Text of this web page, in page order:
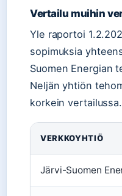
Vertailu muihin
Yle raportoi
sopimuksia
Suomen Energian
Neljän yhtiön
korkein vertailussa.
VERKKOYHTIÖ
Järvi-Suomen